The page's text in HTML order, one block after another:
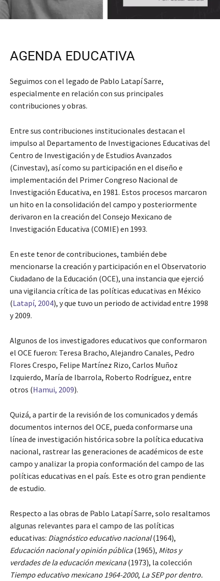
AGENDA EDUCATIVA
Seguimos con el legado de Pablo Latapí Sarre,
especialmente en relación con sus principales
contribuciones y obras.
Entre sus contribuciones institucionales destacan el
impulso al Departamento de Investigaciones Educativas del
Centro de Investigación y de Estudios Avanzados
(Cinvestav), así como su participación en el diseño e
implementación del Primer Congreso Nacional de
Investigación Educativa, en 1981. Estos procesos marcaron
un hito en la consolidación del campo y posteriormente
derivaron en la creación del Consejo Mexicano de
Investigación Educativa (COMIE) en 1993.
En este tenor de contribuciones, también debe
mencionarse la creación y participación en el Observatorio
Ciudadano de la Educación (OCE), una instancia que ejerció
una vigilancia crítica de las políticas educativas en México
(Latapí, 2004), y que tuvo un periodo de actividad entre 1998
y 2009.
Algunos de los investigadores educativos que conformaron
el OCE fueron: Teresa Bracho, Alejandro Canales, Pedro
Flores Crespo, Felipe Martínez Rizo, Carlos Muñoz
Izquierdo, María de Ibarrola, Roberto Rodríguez, entre
otros (Hamui, 2009).
Quizá, a partir de la revisión de los comunicados y demás
documentos internos del OCE, pueda conformarse una
línea de investigación histórica sobre la política educativa
nacional, rastrear las generaciones de académicos de este
campo y analizar la propia conformación del campo de las
políticas educativas en el país. Este es otro gran pendiente
de estudio.
Respecto a las obras de Pablo Latapí Sarre, solo resaltamos
algunas relevantes para el campo de las políticas
educativas: Diagnóstico educativo nacional(1964),
Educación nacional y opinión pública(1965), Mitos y
verdades de la educación mexicana(1973), la colección
Tiempo educativo mexicano 1964-2000, La SEP por dentro.